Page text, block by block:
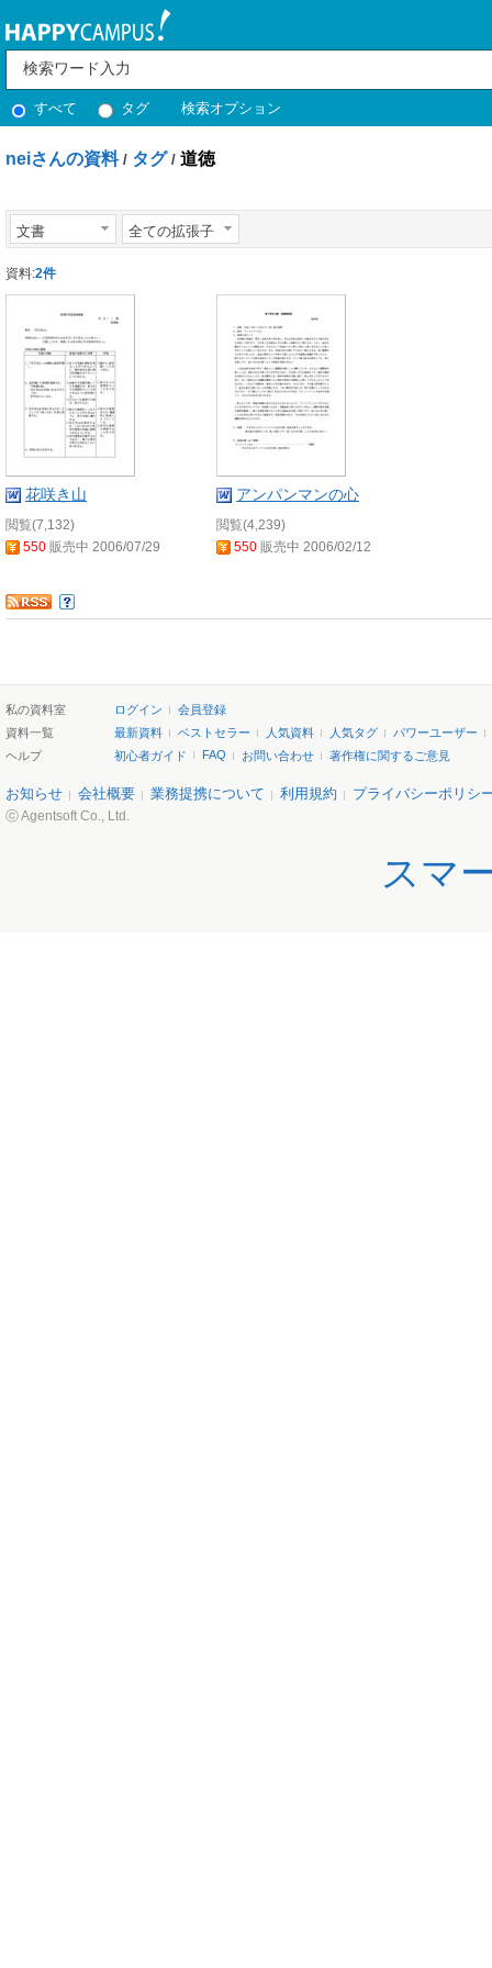
すべて タグ 検索オプション
neiさんの資料 / タグ / 道徳
文書 全ての拡張子
資料:2件
花咲き山
閲覧(7,132)
550 販売中 2006/07/29
アンパンマンの心
閲覧(4,239)
550 販売中 2006/02/12
私の資料室 ログイン
会員登録
資料一覧
最新資料 ベストセラー 人気資料 人気タグ
パワーユーザー
ヘルプ
初心者ガイド FAQ お問い合わせ 著作権に関するご意見
お知らせ 会社概要 業務提携について 利用規約 プライバシーポリシ
ⓒ Agentsoft Co., Ltd.
スマ